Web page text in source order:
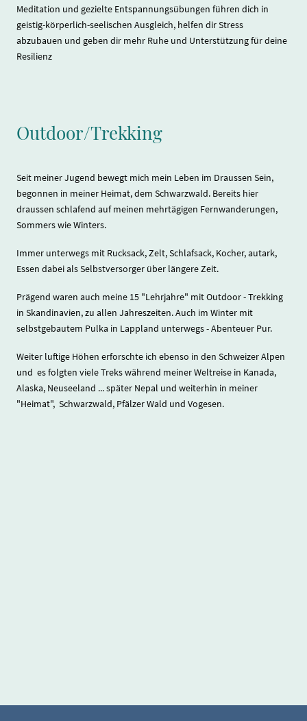
Meditation und gezielte Entspannungsübungen führen dich in
geistig-körperlich-seelischen Ausgleich, helfen dir Stress
abzubauen und geben dir mehr Ruhe und Unterstützung für deine
Resilienz
Outdoor/Trekking
Seit meiner Jugend bewegt mich mein Leben im Draussen Sein,
begonnen in meiner Heimat, dem Schwarzwald. Bereits hier
draussen schlafend auf meinen mehrtägigen Fernwanderungen,
Sommers wie Winters.
Immer unterwegs mit Rucksack, Zelt, Schlafsack, Kocher, autark,
Essen dabei als Selbstversorger über längere Zeit.
Prägend waren auch meine 15 "Lehrjahre" mit Outdoor - Trekking
in Skandinavien, zu allen Jahreszeiten. Auch im Winter mit
selbstgebautem Pulka in Lappland unterwegs - Abenteuer Pur.
Weiter luftige Höhen erforschte ich ebenso in den Schweizer Alpen
und es folgten viele Treks während meiner Weltreise in Kanada,
Alaska, Neuseeland ... später Nepal und weiterhin in meiner
"Heimat", Schwarzwald, Pfälzer Wald und Vogesen.